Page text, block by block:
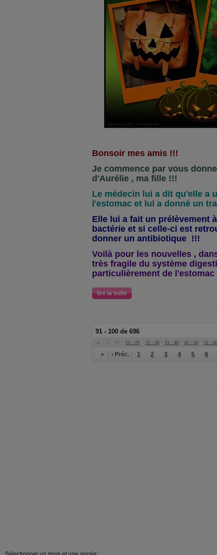
Bonsoir mes amis !!!
Je commence par vous
d'Aurélie , ma fille !!!
Le médecin lui a dit qu'elle a
l'estomac et lui a donné un
Elle lui a fait un prélèvement
bactérie et si celle-ci est
donner un antibiotique !!!
Voilà pour les nouvelles ,
très fragile du système
particulièrement de l'estomac
lire la suite
91 - 100 de 696
« 1 - 10 11 - 20 21 - 30 31 - 40 41 - 50 51 -
« ‹ Préc. 1 2 3 4 5 6